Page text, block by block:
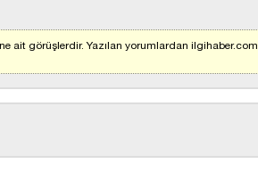
ait görüşlerdir. Yazılan yorumlardan ilgihaber.com